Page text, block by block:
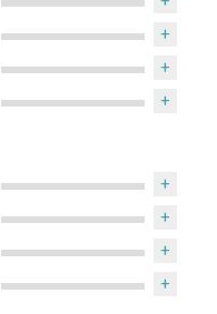
+
+
+
+
+
+
+